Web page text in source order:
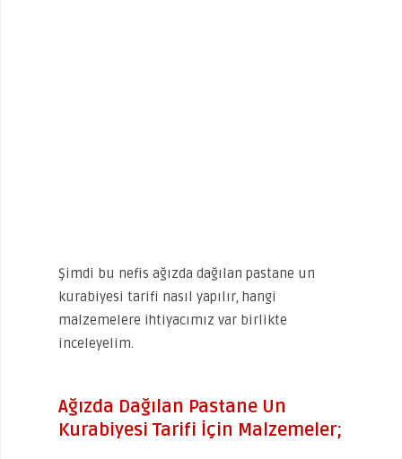
Şimdi bu nefis ağızda dağılan pastane un
kurabiyesi tarifi nasıl yapılır, hangi
malzemelere ihtiyacımız var birlikte
inceleyelim.
Ağızda Dağılan Pastane Un
Kurabiyesi Tarifi İçin Malzemeler;